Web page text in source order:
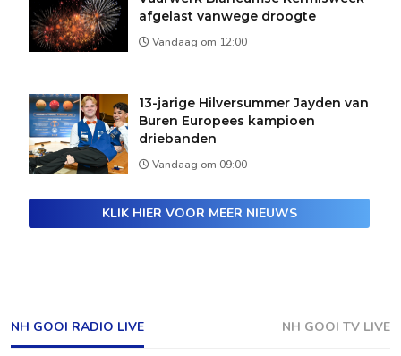
afgelast vanwege droogte
Vandaag om 12:00
13-jarige Hilversummer Jayden van
Buren Europees kampioen
driebanden
Vandaag om 09:00
KLIK HIER VOOR MEER NIEUWS
NH GOOI RADIO LIVE NH GOOI TV LIVE